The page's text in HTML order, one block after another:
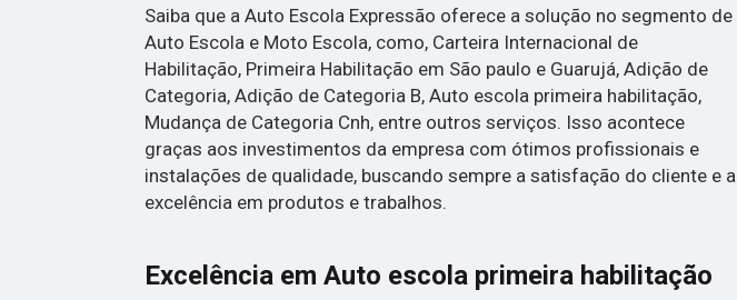
Saiba que a Auto Escola Expressão oferece a solução no segmento de
Auto Escola e Moto Escola, como, Carteira Internacional de
Habilitação, Primeira Habilitação em São paulo e Guarujá, Adição de
Categoria, Adição de Categoria B, Auto escola primeira habilitação,
Mudança de Categoria Cnh, entre outros serviços. Isso acontece
graças aos investimentos da empresa com ótimos profissionais e
instalações de qualidade, buscando sempre a satisfação do cliente e a
excelência em produtos e trabalhos.
Excelência em Auto escola primeira habilitação